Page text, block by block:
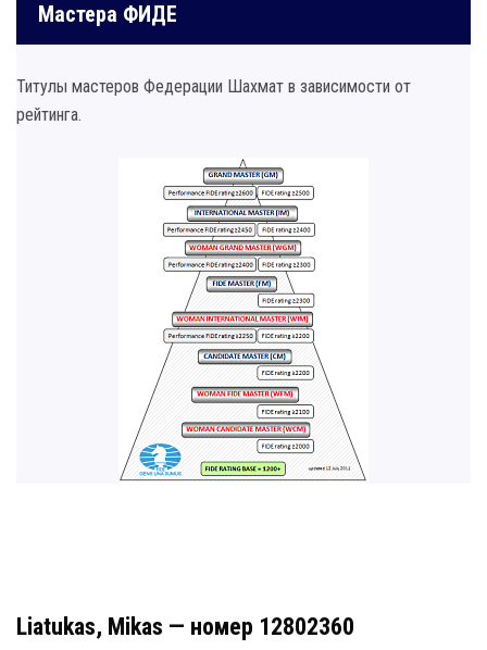
Мастера ФИДЕ
Титулы мастеров Федерации Шахмат в зависимости от
рейтинга.
Liatukas, Mikas — номер 12802360